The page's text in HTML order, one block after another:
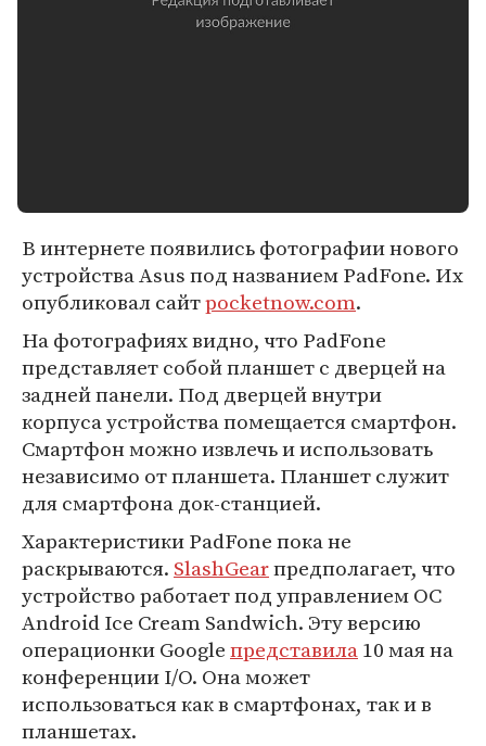
В интернете появились фотографии нового
устройства Asus под названием PadFone. Их
опубликовал сайтpocketnow.com.
На фотографиях видно, что PadFone
представляет собой планшет с дверцей на
задней панели. Под дверцей внутри
корпуса устройства помещается смартфон.
Смартфон можно извлечь и использовать
независимо от планшета. Планшет служит
для смартфона док-станцией.
Характеристики PadFone пока не
раскрываются. SlashGearпредполагает, что
устройство работает под управлением ОС
Android Ice Cream Sandwich. Эту версию
операционки Googleпредставила10 мая на
конференции I/O. Она может
использоваться как в смартфонах, так и в
планшетах.